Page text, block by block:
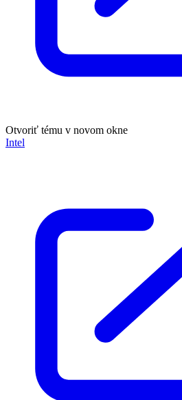
Otvoriť tému v novom okne
Intel